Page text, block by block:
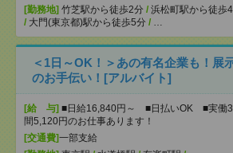
[勤務地] 竹芝駅から徒歩2分 / 浜松町駅から徒歩
/ 大門(東京都)駅から徒歩5分 /
＜1日～OK！＞あの有名企業も！展
のお手伝い！[アルバイト]
[給 与] ■日給16,840円～ ■日払いOK ■実働
間5,120円のお仕事あります！
[交通費]一部支給